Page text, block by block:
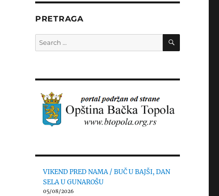
PRETRAGA
Search
for:
SEARCH
VIKEND PRED NAMA / BUČ U BAJŠI, DAN
SELA U GUNAROŠU
05/08/2026